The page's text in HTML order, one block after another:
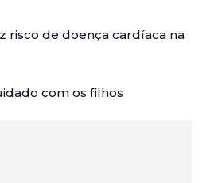
risco de doença cardíaca na
com os filhos